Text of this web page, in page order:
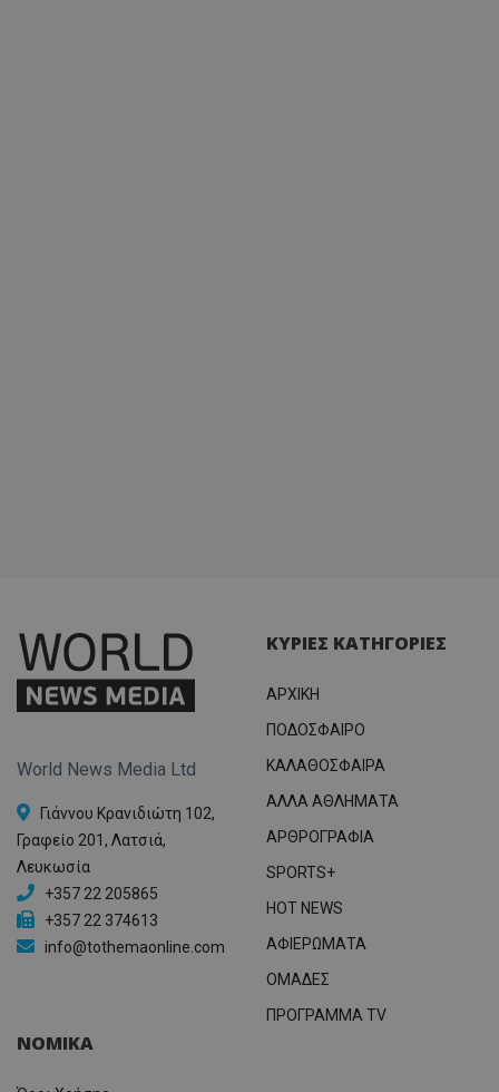
World News Media Ltd
Γιάννου Κρανιδιώτη 102,
Γραφείο 201, Λατσιά,
Λευκωσία
+357 22 205865
+357 22 374613
info@tothemaonline.com
ΚΥΡΙΕΣ ΚΑΤΗΓΟΡΙΕΣ
ΑΡΧΙΚΗ
ΠΟΔΟΣΦΑΙΡΟ
ΚΑΛΑΘΟΣΦΑΙΡΑ
ΑΛΛΑ ΑΘΛΗΜΑΤΑ
ΑΡΘΡΟΓΡΑΦΙΑ
SPORTS+
HOT NEWS
ΑΦΙΕΡΩΜΑΤΑ
ΟΜΑΔΕΣ
ΠΡΟΓΡΑΜΜΑ TV
ΝΟΜΙΚΑ